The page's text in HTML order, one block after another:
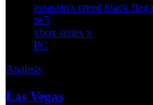
assassin's creed black flag
ps5
xbox series x
PC
Analisis
Las Vegas